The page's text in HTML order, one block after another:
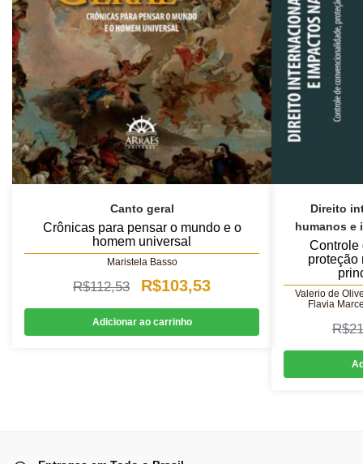
Canto geral
Crônicas para pensar o mundo e o
homem universal
Maristela Basso
R$112,53
O
preço
original
R$103,53O
preço
atual
Adicionar ao carrinho
Direito
humanos e
Controle
proteção
Valerio de
Flavia
R$